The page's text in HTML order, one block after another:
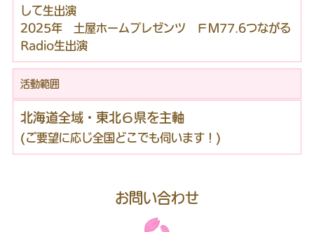
して生出演
2025年 土屋ホームプレゼンツ ＦＭ77.6つながる
Radio生出演
活動範囲
北海道全域・東北６県を主軸
(ご要望に応じ全国どこでも伺います！)
お問い合わせ